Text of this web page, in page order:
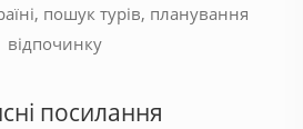
пошук турів, планування
відпочинку
посилання